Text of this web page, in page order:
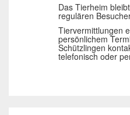
Das Tierheim
regulären
Tiervermittlungen
persönlichem
Schützlingen
telefonisch oder